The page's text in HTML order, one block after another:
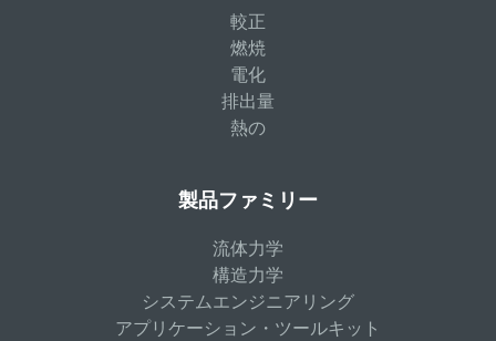
較正
燃焼
電化
排出量
熱の
製品ファミリー
流体力学
構造力学
システムエンジニアリング
アプリケーション・ツールキット